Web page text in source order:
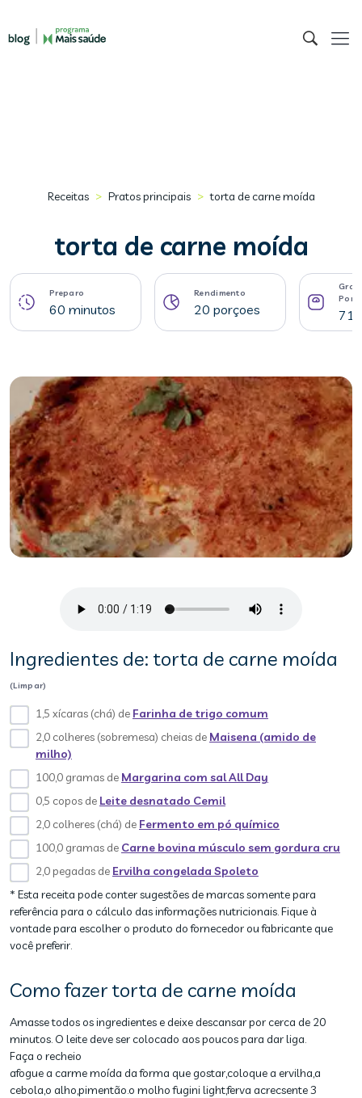
Receitas > Pratos principais > torta de carne moída
torta de carne moída
Preparo
60 minutos
Rendimento
20 porçoes 71
Ingredientes de: torta de carne moída
(Limpar)
1,5 xícaras (chá) de Farinha de trigo comum
2,0 colheres (sobremesa) cheias de Maisena (amido de
milho)
100,0 gramas de Margarina com sal All Day
0,5 copos de Leite desnatado Cemil
2,0 colheres (chá) de Fermento em pó químico
100,0 gramas de Carne bovina músculo sem gordura cru
2,0 pegadas de Ervilha congelada Spoleto
* Esta receita pode conter sugestões de marcas somente para
referência para o cálculo das informações nutricionais. Fique à
vontade para escolher o produto do fornecedor ou fabricante que
você preferir.
Como fazer torta de carne moída
Amasse todos os ingredientes e deixe descansar por cerca de 20
minutos. O leite deve ser colocado aos poucos para dar liga.
Faça o recheio
afogue a carme moída da forma que gostar,coloque a ervilha,a
cebola,o alho,pimentão.o molho fugini light,ferva acrecsente 3